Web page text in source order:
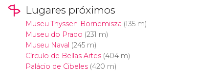
Lugares próximos
Museu Thyssen-Bornemisza (135 m)
Museu do Prado (231 m)
Museu Naval (245 m)
Círculo de Bellas Artes(404 m)
Palácio de Cibeles(420 m)